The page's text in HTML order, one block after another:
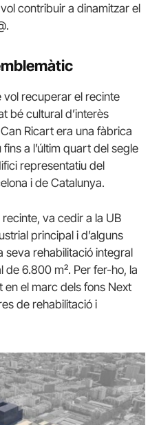
contribuir a dinamitzar el
vol recuperar el recinte
bé cultural d’interès
Ricart era una fàbrica
a l’últim quart del segle
representatiu del
i de Catalunya.
recinte, va cedir a la UB
principal i d’alguns
seva rehabilitació integral
de 6.800 m². Per fer-ho, la
en el marc dels fons Next
de rehabilitació i